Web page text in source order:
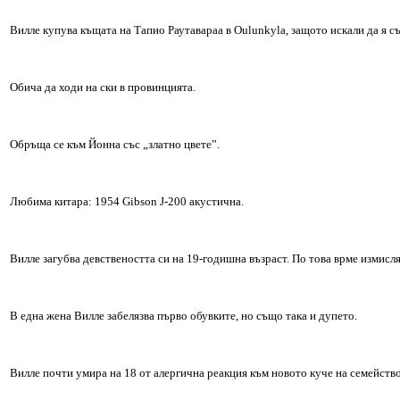
Вилле купува къщата на Тапио Раутавараа в Oulunkyla, защото искали да я
Обича да ходи на ски в провинцията.
Обръща се към Йонна със „златно цвете”.
Любима китара: 1954 Gibson J-200 акустична.
Вилле загубва девствеността си на 19-годишна възраст. По това врме
В една жена Вилле забелязва първо обувките, но също така и дупето.
Вилле почти умира на 18 от алергична реакция към новото куче на